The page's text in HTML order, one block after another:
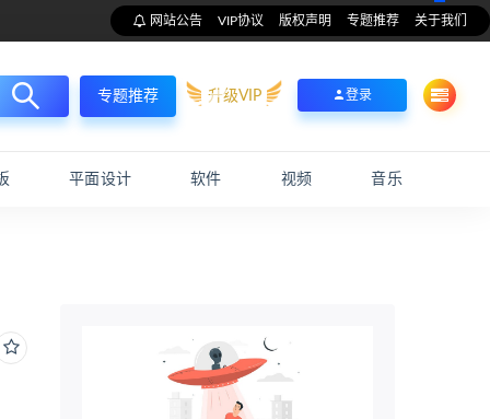
网站公告 VIP协议 版权声明 专题推荐 关于我们
专题推荐 升级VIP 登录
平面设计 软件 视频 音乐